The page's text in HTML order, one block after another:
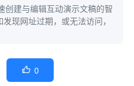
创建与编辑互动演示文稿的智
现网址过期，或无法访问，
 0